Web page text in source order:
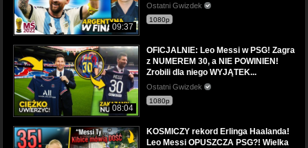
09:37
Ostatni Gwizdek
1080p
08:04
OFICJALNIE: Leo Messi w PSG! Zagra
z NUMEREM 30, a NIE POWINIEN!
Zrobili dla niego WYJĄTEK...
Ostatni Gwizdek
1080p
KOSMICZY rekord Erlinga Haalanda!
Leo Messi OPUSZCZA PSG?! Wielka